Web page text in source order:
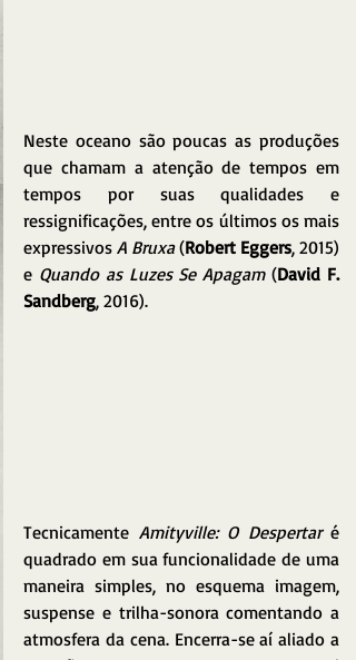
Neste oceano são poucas as produções
que chamam a atenção de tempos em
tempos por suas qualidades e
ressignificações, entre os últimos os mais
expressivos A Bruxa (Robert Eggers, 2015)
e Quando as Luzes Se Apagam (David F.
Sandberg, 2016).
Tecnicamente Amityville: O Despertar é
quadrado em sua funcionalidade de uma
maneira simples, no esquema imagem,
suspense e trilha-sonora comentando a
atmosfera da cena. Encerra-se aí aliado a